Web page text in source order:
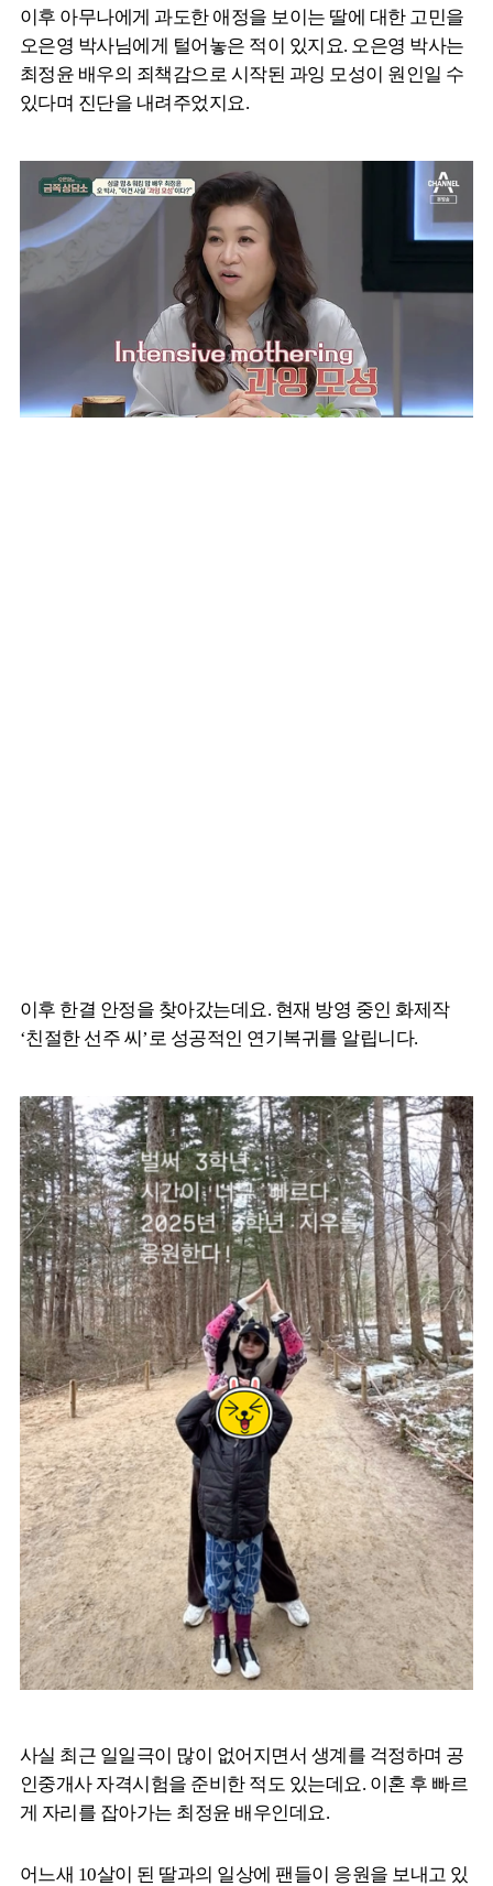
이후 아무나에게 과도한 애정을 보이는 딸에 대한 고민을
오은영 박사님에게 털어놓은 적이 있지요. 오은영 박사는
최정윤 배우의 죄책감으로 시작된 과잉 모성이 원인일 수
있다며 진단을 내려주었지요.
이후 한결 안정을 찾아갔는데요. 현재 방영 중인 화제작
‘친절한 선주 씨’로 성공적인 연기복귀를 알립니다.
사실 최근 일일극이 많이 없어지면서 생계를 걱정하며 공
인중개사 자격시험을 준비한 적도 있는데요. 이혼 후 빠르
게 자리를 잡아가는 최정윤 배우인데요.
어느새 10살이 된 딸과의 일상에 팬들이 응원을 보내고 있